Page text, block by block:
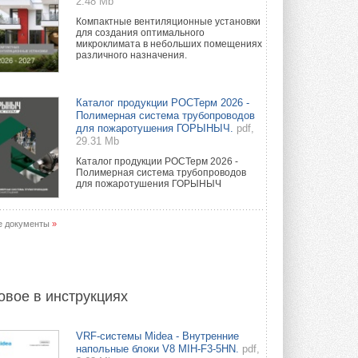
Компактные вентиляционные установки
для создания оптимального
микроклимата в небольших помещениях
различного назначения.
Каталог продукции РОСТерм 2026 -
Полимерная система трубопроводов
для пожаротушения ГОРЫНЫЧ.
pdf,
29.31 Mb
Каталог продукции РОСТерм 2026 -
Полимерная система трубопроводов
для пожаротушения ГОРЫНЫЧ
документы »
в инструкциях
VRF-системы Midea - Внутренние
напольные блоки V8 MIH-F3-5HN. pdf,